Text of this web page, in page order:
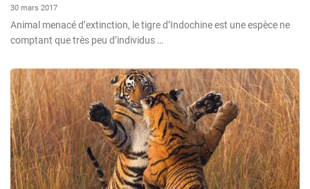
30 mars 2017
Animal menacé d’extinction, le tigre d’Indochine est une espèce ne
comptant que très peu d’individus …